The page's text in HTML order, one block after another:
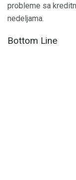
probleme sa
nedeljama.
Bottom Line